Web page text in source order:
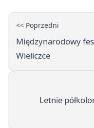
<< Poprzedni
Międzynarodowy
Wieliczce
Letnie